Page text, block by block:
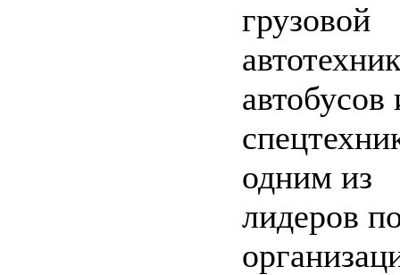
грузовой
автобусов
одним из
лидеров